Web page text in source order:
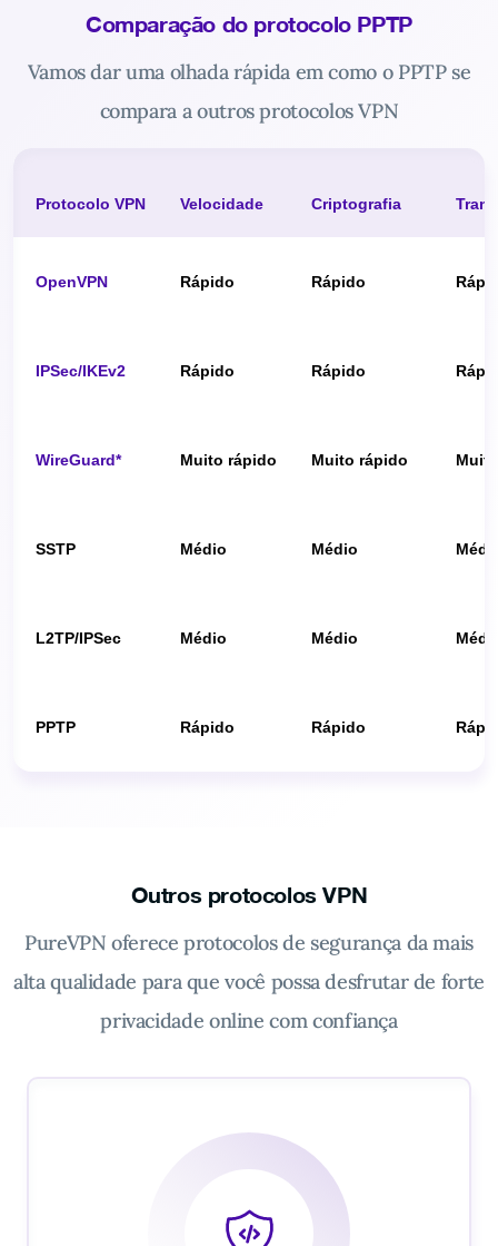
Comparação do protocolo PPTP
Vamos dar uma olhada rápida em como o PPTP se
compara a outros protocolos VPN
Protocolo VPN Velocidade Criptografia
OpenVPN Rápido Rápido
IPSec/IKEv2 Rápido Rápido
WireGuard* Muito rápido Muito rápido
SSTP Médio Médio
L2TP/IPSec Médio Médio
PPTP Rápido Rápido
Outros protocolos VPN
PureVPN oferece protocolos de segurança da mais
alta qualidade para que você possa desfrutar de forte
privacidade online com confiança